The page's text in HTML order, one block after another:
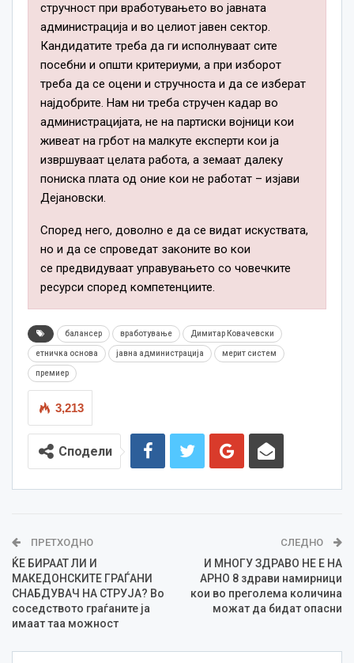
стручност при вработувањето во јавната
администрација и во целиот јавен сектор.
Кандидатите треба да ги исполнуваат сите
посебни и општи критериуми, а при изборот
треба да се оцени и стручноста и да се изберат
најдобрите. Нам ни треба стручен кадар во
администрацијата, не на партиски војници кои
живеат на грбот на малкуте експерти кои ја
извршуваат целата работа, а земаат далеку
пониска плата од оние кои не работат – изјави
Дејановски.
Според него, доволно е да се видат искуствата,
но и да се спроведат законите во кои
се предвидуваат управувањето со човечките
ресурси според компетенциите.
балансер вработување Димитар Ковачевски
етничка основа јавна администрација мерит систем
премиер
3,213
Сподели
ПРЕТХОДНО
ЌЕ БИРААТ ЛИ И
МАКЕДОНСКИТЕ ГРАЃАНИ
СНАБДУВАЧ НА СТРУЈА? Во
соседството граѓаните ја
имаат таа можност
СЛЕДНО
И МНОГУ ЗДРАВО НЕ Е НА
АРНО 8 здрави намирници
кои во преголема количина
можат да бидат опасни